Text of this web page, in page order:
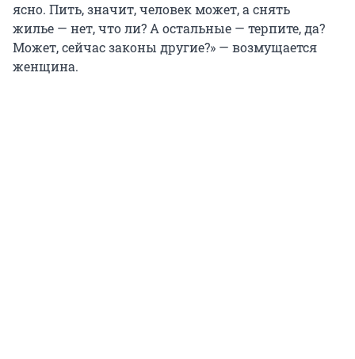
ясно. Пить, значит, человек может, а снять
жилье — нет, что ли? А остальные — терпите, да?
Может, сейчас законы другие?» — возмущается
женщина.